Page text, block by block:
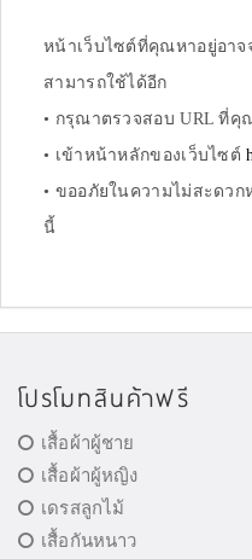
หน้าเว็บไซต์ที่คุณหาอยู่อาจ
สามารถใช้ได้อีก
• กรุณาตรวจสอบ URL ที่คุ
• เข้าหน้าหลักของเว็บไซต์
• ขออภัยในความไม่สะดว
นี้
โปรโมทสินค้าฟรี
เสื้อผ้าผู้ชาย
เสื้อผ้าผู้หญิง
เดรสลูกไม้
เสื้อกันหนาว